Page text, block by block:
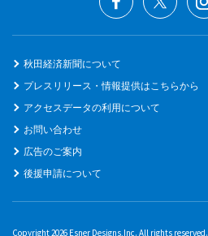
秋田経済新聞について
プレスリリース・情報提供はこちらから
アクセスデータの利用について
お問い合わせ
広告のご案内
後援申請について
Copyright 2026 Esner Designs,Inc. All rights reserved.